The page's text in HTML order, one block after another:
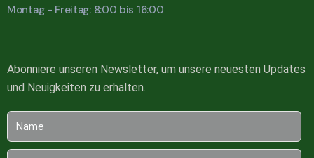
Montag - Freitag: 8:00 bis 16:00
Abonniere unseren Newsletter, um unsere neuesten Updates
und Neuigkeiten zu erhalten.